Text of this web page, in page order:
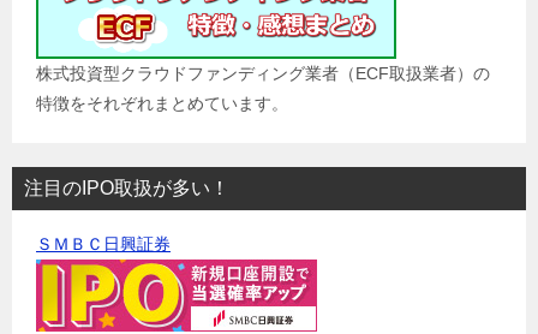
株式投資型クラウドファンディング業者（ECF取扱業者）の
特徴をそれぞれまとめています。
注目のIPO取扱が多い！
ＳＭＢＣ日興証券